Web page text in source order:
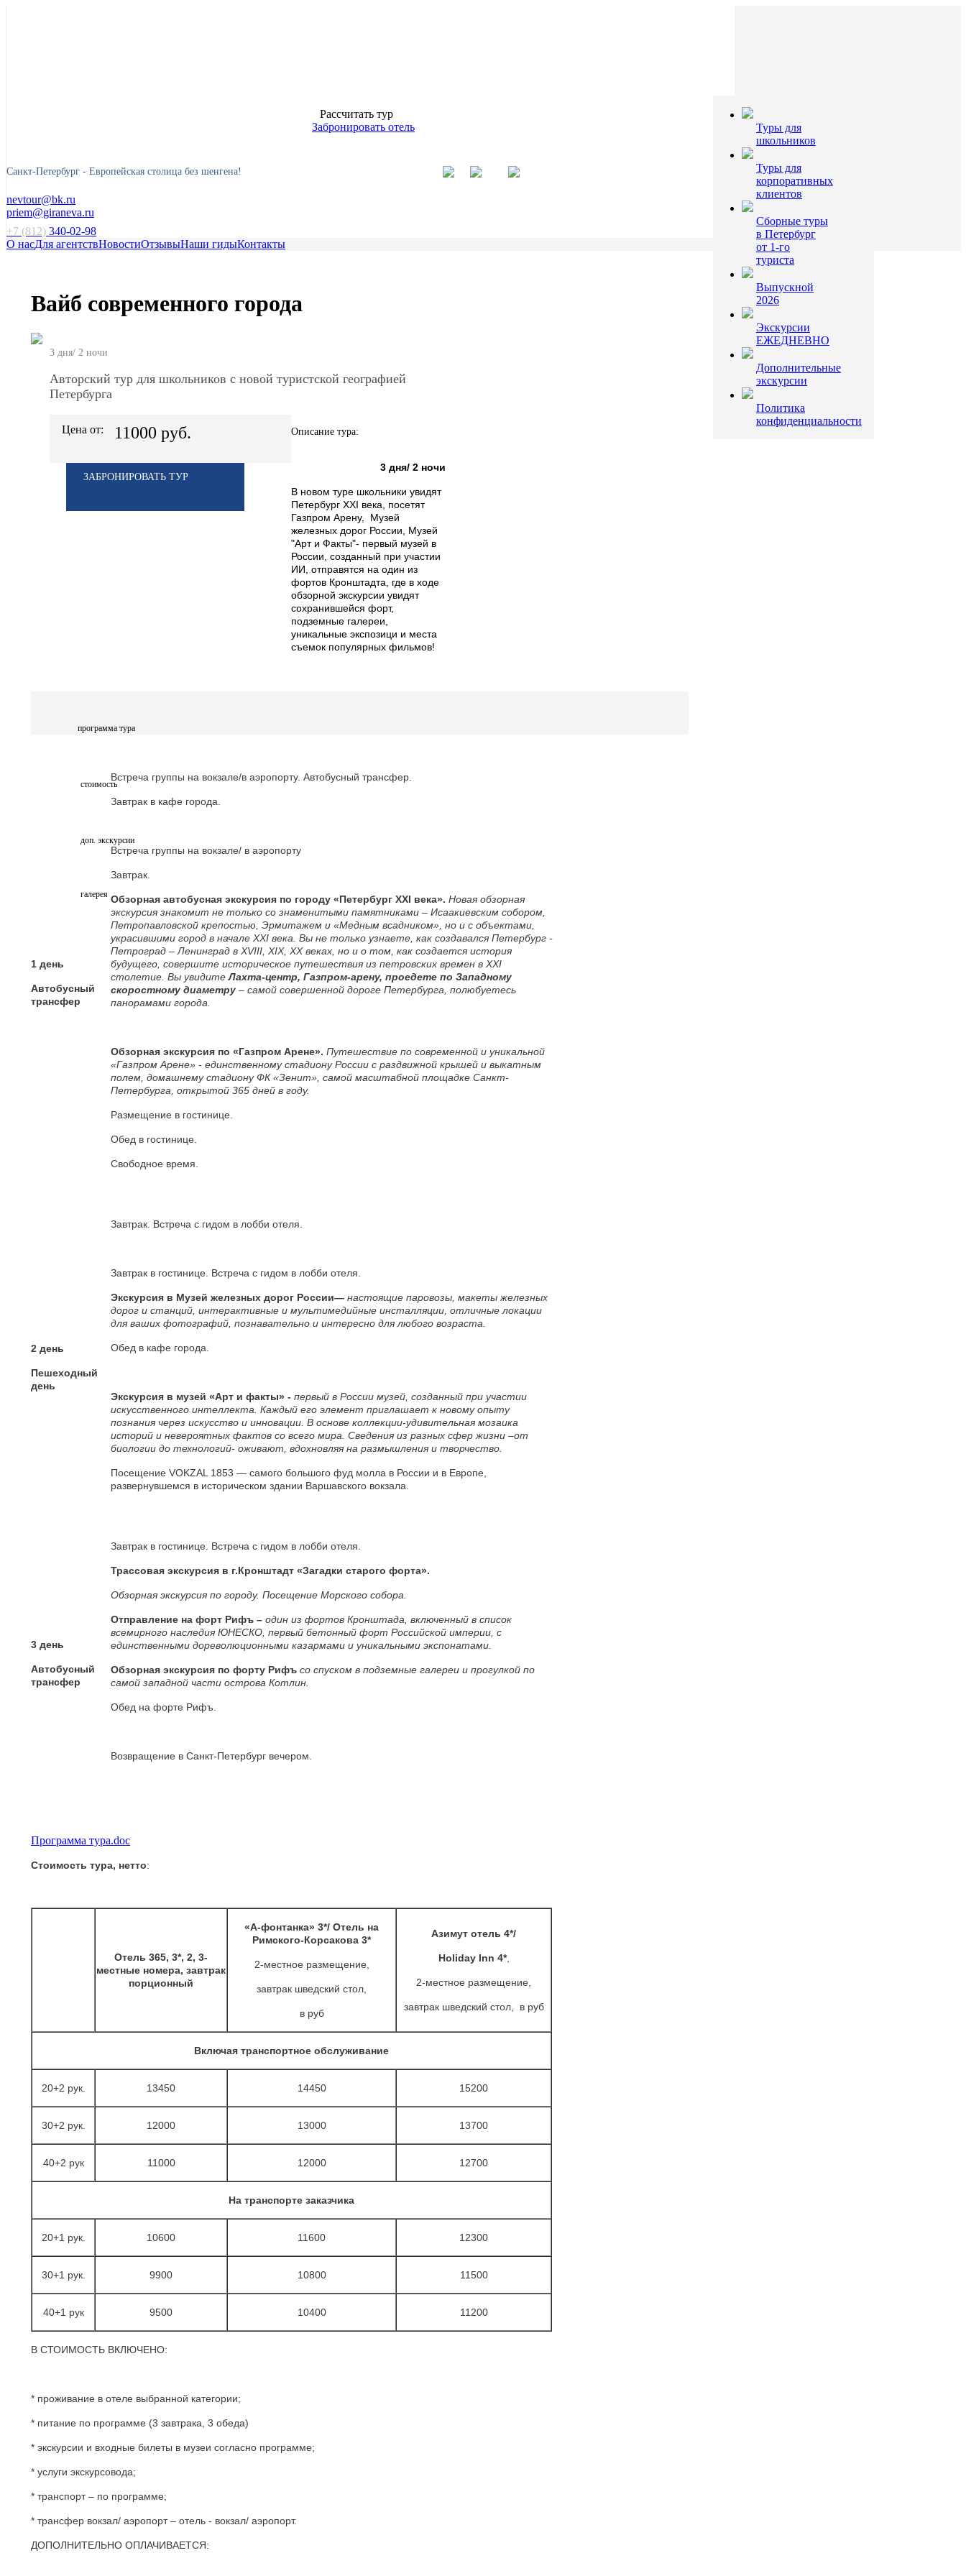
Рассчитать тур
Забронировать отель
Санкт-Петербург - Европейская столица без шенгена!
nevtour@bk.ru
priem@giraneva.ru
+7 (812) 340-02-98
О насДля агентствНовостиОтзывыНаши гидыКонтакты
Вайб современного города
3 дня/ 2 ночи
Авторский тур для школьников с новой туристской географией
Петербурга
Цена от: 11000 руб.
ЗАБРОНИРОВАТЬ ТУР
Описание тура:
3 дня/ 2 ночи
В новом туре школьники увидят
Петербург XXI века, посетят
Газпром Арену, Музей
железных дорог России, Музей
"Арт и Факты"- первый музей в
России, созданный при участии
ИИ, отправятся на один из
фортов Кронштадта, где в ходе
обзорной экскурсии увидят
сохранившейся форт,
подземные галереи,
уникальные экспозици и места
съемок популярных фильмов!
программа тура
стоимость
доп. экскурсии
галерея
1 день
Автобусный
трансфер
Встреча группы на вокзале/в аэропорту. Автобусный трансфер.
Завтрак в кафе города.
Встреча группы на вокзале/ в аэропорту
Завтрак.
Обзорная автобусная экскурсия по городу «Петербург XXI века». Новая обзорная
экскурсия знакомит не только со знаменитыми памятниками – Исаакиевским собором,
Петропавловской крепостью, Эрмитажем и «Медным всадником», но и с объектами,
украсившими город в начале XXI века. Вы не только узнаете, как создавался Петербург -
Петроград – Ленинград в XVIII, XIX, XX веках, но и о том, как создается история
будущего, совершите историческое путешествия из петровских времен в XXI
столетие. Вы увидитеЛахта-центр, Газпром-арену, проедете по Западному
скоростному диаметру – самой совершенной дороге Петербурга, полюбуетесь
панорамами города.
Обзорная экскурсия по «Газпром Арене». Путешествие по современной и уникальной
«Газпром Арене» - единственному стадиону России с раздвижной крышей и выкатным
полем, домашнему стадиону ФК «Зенит», самой масштабной площадке Санкт-
Петербурга, открытой 365 дней в году.
Размещение в гостинице.
Обед в гостинице.
Свободное время.
2 день
Пешеходный
день
Завтрак. Встреча с гидом в лобби отеля.
Завтрак в гостинице. Встреча с гидом в лобби отеля.
Экскурсия в Музей железных дорог России— настоящие паровозы, макеты железных
дорог и станций, интерактивные и мультимедийные инсталляции, отличные локации
для ваших фотографий, познавательно и интересно для любого возраста.
Обед в кафе города.
Экскурсия в музей «Арт и факты» - первый в России музей, созданный при участии
искусственного интеллекта. Каждый его элемент приглашает к новому опыту
познания через искусство и инновации. В основе коллекции-удивительная мозаика
историй и невероятных фактов со всего мира. Сведения из разных сфер жизни –от
биологии до технологий- оживают, вдохновляя на размышления и творчество.
Посещение VOKZAL 1853 — самого большого фуд молла в России и в Европе,
развернувшемся в историческом здании Варшавского вокзала.
3 день
Автобусный
трансфер
Завтрак в гостинице. Встреча с гидом в лобби отеля.
Трассовая экскурсия в г.Кронштадт «Загадки старого форта».
Обзорная экскурсия по городу. Посещение Морского собора.
Отправление на форт Рифъ – один из фортов Кронштада, включенный в список
всемирного наследия ЮНЕСКО, первый бетонный форт Российской империи, с
единственными дореволюционными казармами и уникальными экспонатами.
Обзорная экскурсия по форту Рифъ со спуском в подземные галереи и прогулкой по
самой западной части острова Котлин.
Обед на форте Рифъ.
Возвращение в Санкт-Петербург вечером.
Программа тура.doc
Стоимость тура, нетто:
Отель 365, 3*, 2, 3-
местные номера, завтрак
порционный
«А-фонтанка» 3*/ Отель на
Римского-Корсакова 3*
2-местное размещение,
завтрак шведский стол,
в руб
Азимут отель 4*/
Holiday Inn 4*,
2-местное размещение,
завтрак шведский стол, в руб
Включая транспортное обслуживание
20+2 рук. 13450 14450 15200
30+2 рук. 12000 13000 13700
40+2 рук 11000 12000 12700
На транспорте заказчика
20+1 рук. 10600 11600 12300
30+1 рук. 9900 10800 11500
40+1 рук 9500 10400 11200
В СТОИМОСТЬ ВКЛЮЧЕНО:
* проживание в отеле выбранной категории;
* питание по программе (3 завтрака, 3 обеда)
* экскурсии и входные билеты в музеи согласно программе;
* услуги экскурсовода;
* транспорт – по программе;
* трансфер вокзал/ аэропорт – отель - вокзал/ аэропорт.
ДОПОЛНИТЕЛЬНО ОПЛАЧИВАЕТСЯ:
Туры для
школьников
Туры для
корпоративных
клиентов
Сборные туры
в Петербург
от 1-го
туриста
Выпускной
2026
Экскурсии
ЕЖЕДНЕВНО
Дополнительные
экскурсии
Политика
конфиденциальности